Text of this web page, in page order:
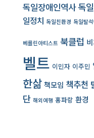
독일장애인역사독
일정치 독일친환경 독일탈
베를린아티스트 북클럽
벨트 이민자 이주민
한삶책모임 책추천
단 해외여행 홍파랑 환경